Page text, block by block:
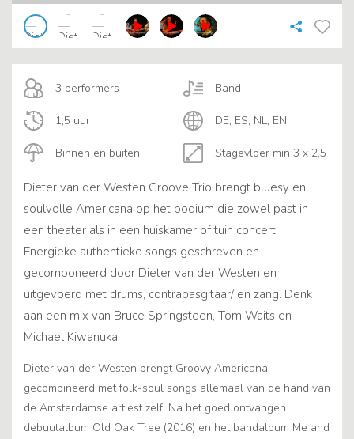
3 performers
Binnen en buiten
Band
1,5 uur
Stagevloer min 3 x 2,5
DE, ES, NL, EN
Dieter van der Westen Groove Trio brengt bluesy en
soulvolle Americana op het podium die zowel past in
een theater als in een huiskamer of tuin concert.
Energieke authentieke songs geschreven en
gecomponeerd door Dieter van der Westen en
uitgevoerd met drums, contrabasgitaar/ en zang. Denk
aan een mix van Bruce Springsteen, Tom Waits en
Michael Kiwanuka.
Dieter van der Westen brengt Groovy Americana
gecombineerd met folk-soul songs allemaal van de hand van
de Amsterdamse artiest zelf. Na het goed ontvangen
debuutalbum Old Oak Tree (2016) en het bandalbum Me and